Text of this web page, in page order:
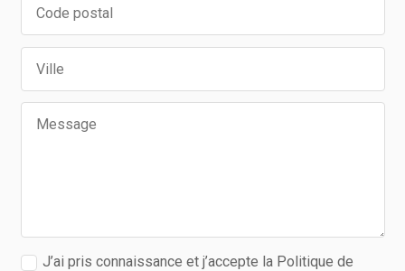
J’ai pris connaissance et j’accepte la Politique de